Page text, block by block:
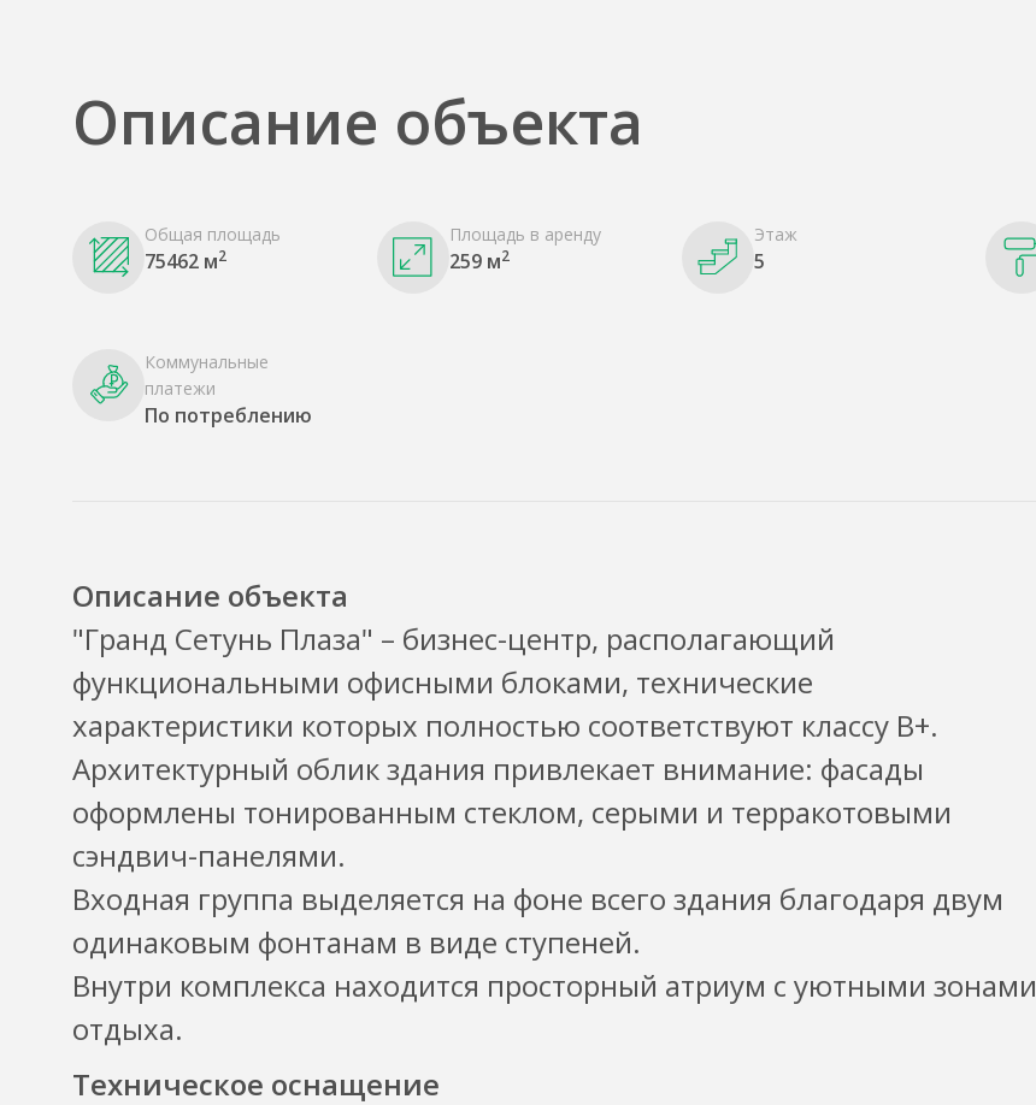
Описание объекта
Общая площадь
75462 м2
Площадь в аренду
259 м2
Этаж
5
Коммунальные
платежи
По потреблению
Описание объекта
"Гранд Сетунь Плаза" – бизнес-центр, располагающий
функциональными офисными блоками, технические
характеристики которых полностью соответствуют классу В+.
Архитектурный облик здания привлекает внимание: фасады
оформлены тонированным стеклом, серыми и терракотовыми
сэндвич-панелями.
Входная группа выделяется на фоне всего здания благодаря двум
одинаковым фонтанам в виде ступеней.
Внутри комплекса находится просторный атриум с уютными зонами
отдыха.
Техническое оснащение